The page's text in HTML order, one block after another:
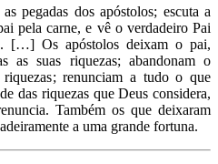
pegadas dos apóstolos; escuta a
pela carne, e vê o verdadeiro Pai
[…] Os apóstolos deixam o pai,
as suas riquezas; abandonam o
renunciam a tudo o que
das riquezas que Deus considera,
Também os que deixaram
a uma grande fortuna.